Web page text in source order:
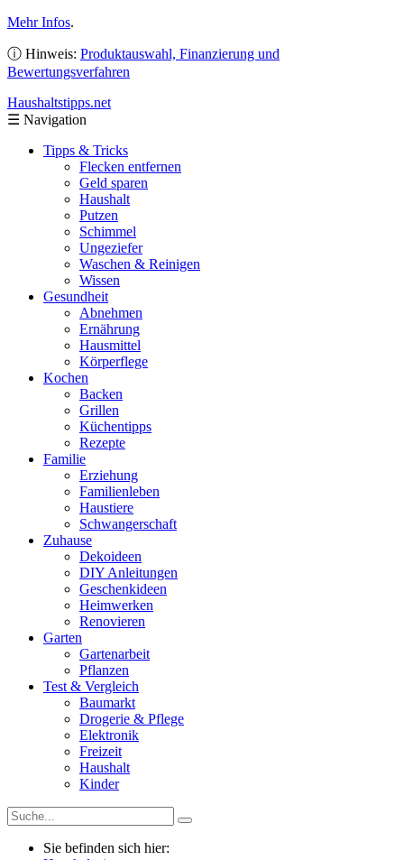
Mehr Infos.
ⓘ Hinweis: Produktauswahl, Finanzierung und
Bewertungsverfahren
Haushaltstipps.net
☰ Navigation
Tipps & Tricks
Flecken entfernen
Geld sparen
Haushalt
Putzen
Schimmel
Ungeziefer
Waschen & Reinigen
Wissen
Gesundheit
Abnehmen
Ernährung
Hausmittel
Körperflege
Kochen
Backen
Grillen
Küchentipps
Rezepte
Familie
Erziehung
Familienleben
Haustiere
Schwangerschaft
Zuhause
Dekoideen
DIY Anleitungen
Geschenkideen
Heimwerken
Renovieren
Garten
Gartenarbeit
Pflanzen
Test & Vergleich
Baumarkt
Drogerie & Pflege
Elektronik
Freizeit
Haushalt
Kinder
Sie befinden sich hier: